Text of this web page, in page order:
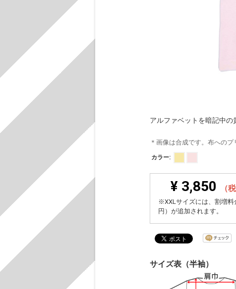
アルファベットを暗記中の
＊画像は合成です。布への
カラー:
¥ 3,850 （
※XXLサイズには、割増料
円）が追加されます。
サイズ表（半袖）